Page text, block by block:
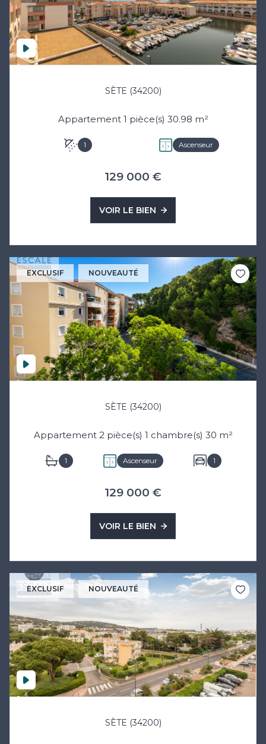
SÈTE (34200)
Appartement 1 pièce(s) 30.98 m²
1 Ascenseur
129 000 €
VOIR LE BIEN
EXCLUSIF NOUVEAUTÉ
SÈTE (34200)
Appartement 2 pièce(s) 1 chambre(s) 30 m²
1 Ascenseur 1
129 000 €
VOIR LE BIEN
EXCLUSIF NOUVEAUTÉ
SÈTE (34200)